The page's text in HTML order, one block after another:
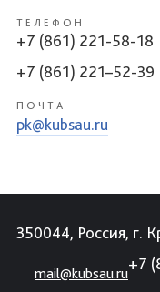
ТЕЛЕФОН
+7 (861) 221-58-18
+7 (861) 221–52-39
ПОЧТА
pk@kubsau.ru
350044, Россия, г.
mail@kubsau.ru
+7